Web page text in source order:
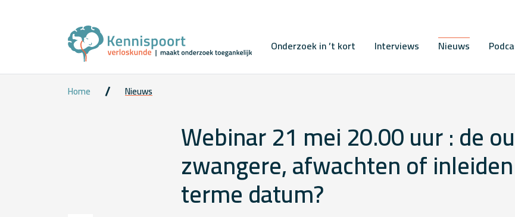
Onderzoek in ’t kort Interviews Nieuws
Home Nieuws
Webinar 21 mei 20.00 uur : de
zwangere, afwachten of
terme datum?